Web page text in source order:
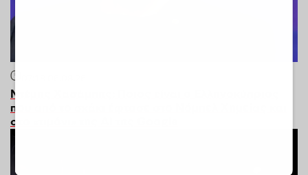
Ντέμης Χασάμπης: Ποιος είναι ο Ελληνοκύπριος
που από το σκάκι έφτασε στο Νόμπελ Χημείας και
στο «τιμόνι» της AI της Google